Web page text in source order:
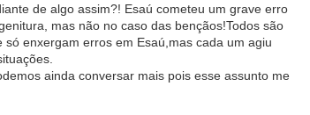
de algo assim?! Esaú cometeu um grave erro
mas não no caso das bençãos!Todos são
só enxergam erros em Esaú,mas cada um agiu
ainda conversar mais pois esse assunto me